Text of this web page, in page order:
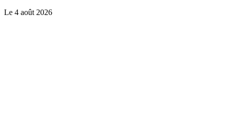
Le 4 août 2026